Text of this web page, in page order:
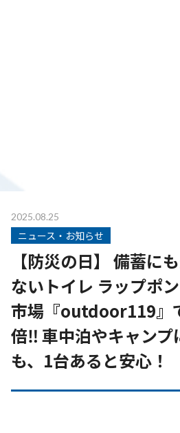
2025.08.25
ニュース・お知らせ
【防災の日】 備蓄に
ないトイレ ラップポ
市場『outdoor119』
倍‼ 車中泊やキャンプ
も、1台あると安心！